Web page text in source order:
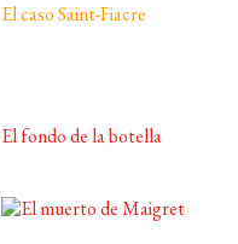
El caso Saint-Fiacre
El fondo de la botella